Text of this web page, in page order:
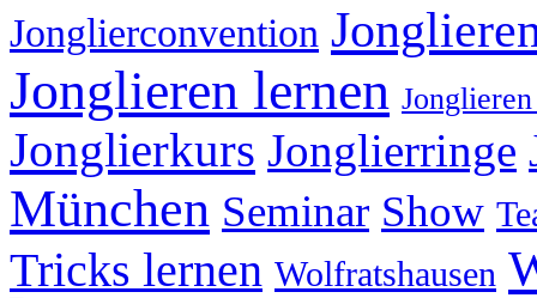
Jonglierconvention
Jonglieren lernen
Jonglierkurs Jonglierringe
München Seminar Show
Tricks lernen Wolfratshausen